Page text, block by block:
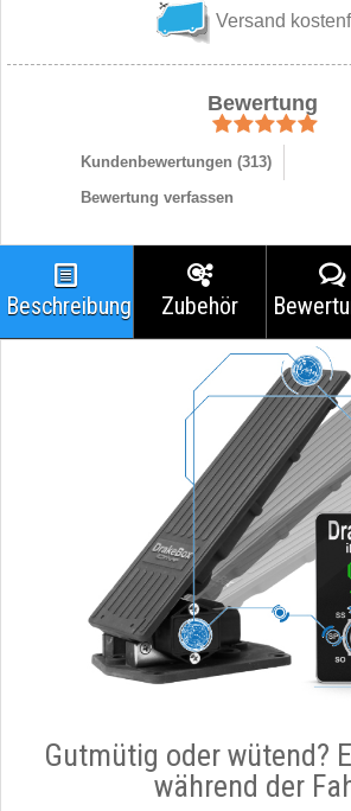
Versand
Bewertung
Kundenbewertungen (313)
Bewertung verfassen
Beschreibung Zubehör
Gutmütig oder wütend?
während der